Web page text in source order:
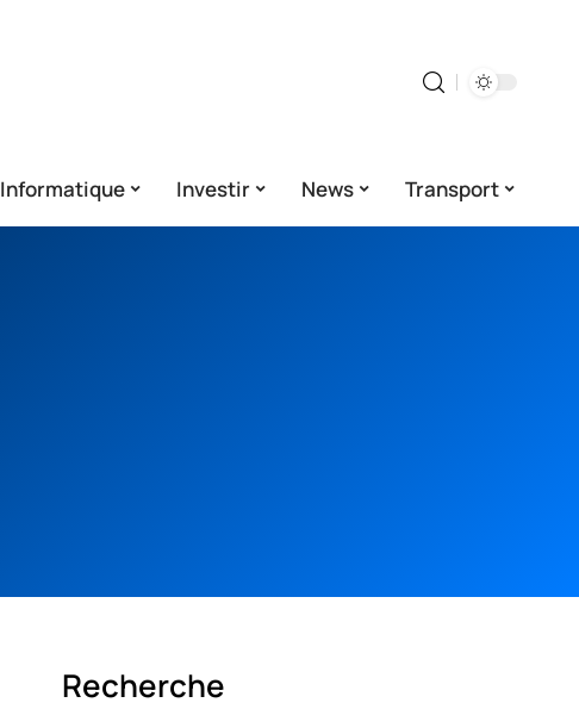
Informatique Investir News Transport
Recherche